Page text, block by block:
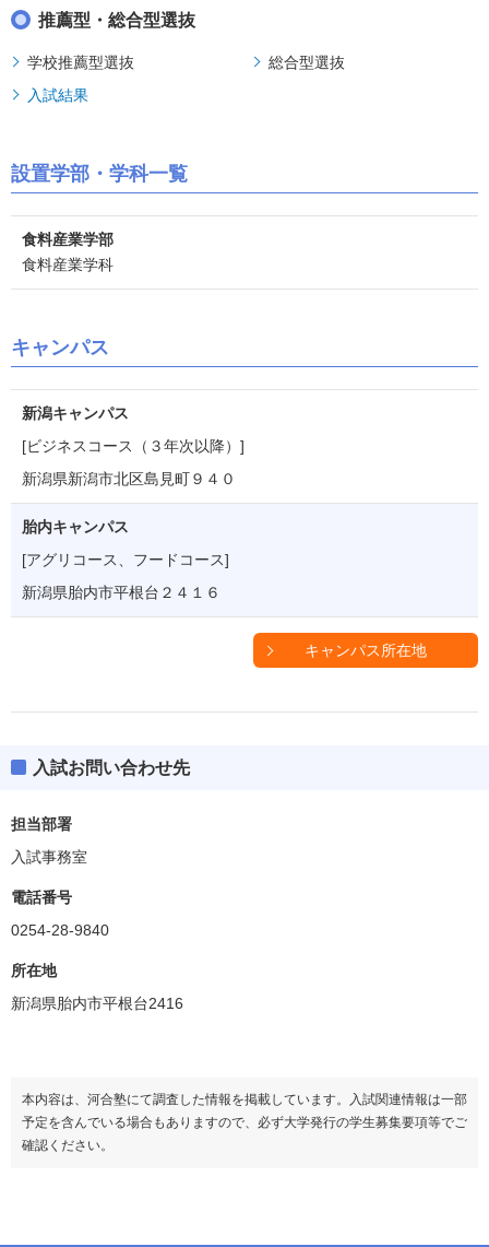
推薦型・総合型選抜
学校推薦型選抜
総合型選抜
入試結果
設置学部・学科一覧
食料産業学部
食料産業学科
キャンパス
新潟キャンパス
[ビジネスコース（３年次以降）]
新潟県新潟市北区島見町９４０
胎内キャンパス
[アグリコース、フードコース]
新潟県胎内市平根台２４１６
キャンパス所在地
入試お問い合わせ先
担当部署
入試事務室
電話番号
0254-28-9840
所在地
新潟県胎内市平根台2416
本内容は、河合塾にて調査した情報を掲載しています。入試関連情報は一部
予定を含んでいる場合もありますので、必ず大学発行の学生募集要項等でご
確認ください。